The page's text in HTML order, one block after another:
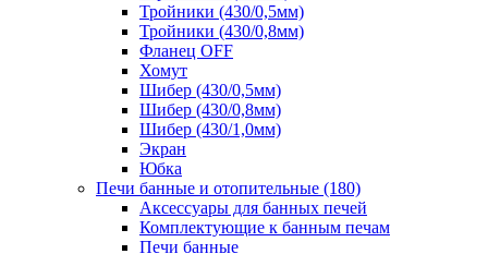
Тройники (430/0,5мм)
Тройники (430/0,8мм)
Фланец OFF
Хомут
Шибер (430/0,5мм)
Шибер (430/0,8мм)
Шибер (430/1,0мм)
Экран
Юбка
Печи банные и отопительные (180)
Аксессуары для банных печей
Комплектующие к банным печам
Печи банные